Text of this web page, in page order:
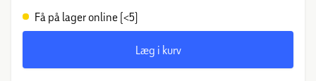
Få på lager online (<5)
Læg i kurv